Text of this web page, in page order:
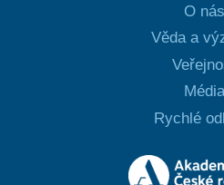
O nás
Věda a
Média
Rychlé